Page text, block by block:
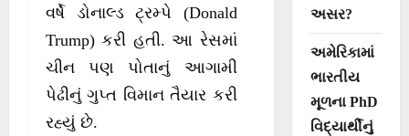
વર્ષે ડોનાલ્ડ ટ્રમ્પે (Donald
Trump) કરી હતી. આ રેસમાં
ચીન પણ પોતાનું આગામી
પેઢીનું ગુપ્ત વિમાન તૈયાર કરી
રહ્યું છે.
અસર?
અમેરિકામાં
ભારતીય
મૂળના PhD
વિદ્યાર્થીનું